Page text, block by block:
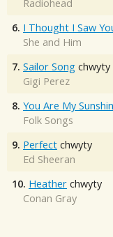
Radiohead
6. I Thought I Saw
She and Him
7. Sailor Song chwyty
Gigi Perez
8. You Are My
Folk Songs
9. Perfect chwyty
Ed Sheeran
10. Heather chwyty
Conan Gray